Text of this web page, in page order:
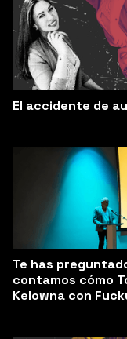
El accidente de
Te has
contamos cómo
Kelowna con